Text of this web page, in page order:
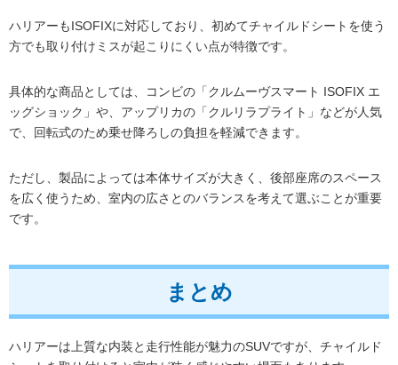
ハリアーもISOFIXに対応しており、初めてチャイルドシートを使う
方でも取り付けミスが起こりにくい点が特徴です。
具体的な商品としては、コンビの「クルムーヴスマート ISOFIX エ
ッグショック」や、アップリカの「クルリラプライト」などが人気
で、回転式のため乗せ降ろしの負担を軽減できます。
ただし、製品によっては本体サイズが大きく、後部座席のスペース
を広く使うため、室内の広さとのバランスを考えて選ぶことが重要
です。
まとめ
ハリアーは上質な内装と走行性能が魅力のSUVですが、チャイルド